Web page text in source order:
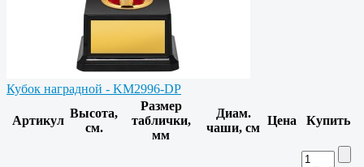
Кубок наградной - KM2996-DP
Артикул
Высота,
см.
Размер
таблички,
мм
Диам.
чаши, см
Цена Купить